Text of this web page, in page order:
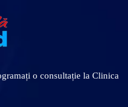
o consultație la Clinica